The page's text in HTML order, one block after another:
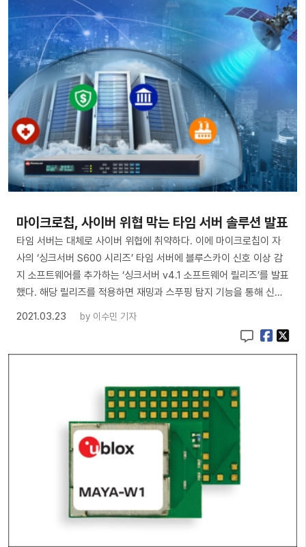
마이크로칩, 사이버 위협 막는 타임 서버 솔루션 발표
타임 서버는 대체로 사이버 위협에 취약하다. 이에 마이크로칩이 자
사의 ‘싱크서버 S600 시리즈’ 타임 서버에 블루스카이 신호 이상 감
지 소프트웨어를 추가하는 ‘싱크서버 v4.1 소프트웨어 릴리즈’를 발표
했다. 해당 릴리즈를 적용하면 재밍과 스푸핑 탐지 기능을 통해 신…
2021.03.23
by 이수민 기자